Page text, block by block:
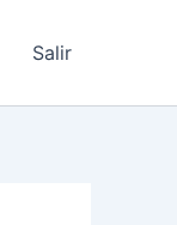
Salir